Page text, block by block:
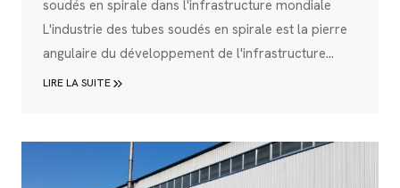
soudés en spirale dans l'infrastructure mondiale
L'industrie des tubes soudés en spirale est la pierre
angulaire du développement de l'infrastructure
moderne, car elle fournit les artères essentielles par
composants essentiels ont connu une évolution
remarquable depuis leur création, passant de
LIRE LA SUITE